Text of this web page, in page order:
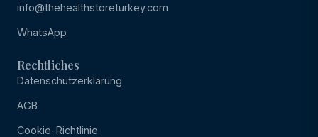
info@thehealthstoreturkey.com
WhatsApp
Rechtliches
Datenschutzerklärung
AGB
Cookie-Richtlinie